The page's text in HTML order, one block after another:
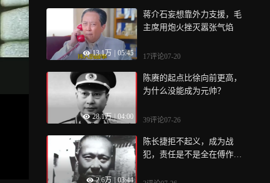
13.1万 05:45
蒋介石妄想靠外力支援，毛
主席用炮火挫灭嚣张气焰
17评论07-20
28.1万 | 04:00
陈赓的起点比徐向前更高，
为什么没能成为元帅？
39评论07-26
2.6万 | 03:44
陈长捷拒不起义，成为战
犯，责任是不是全在傅作